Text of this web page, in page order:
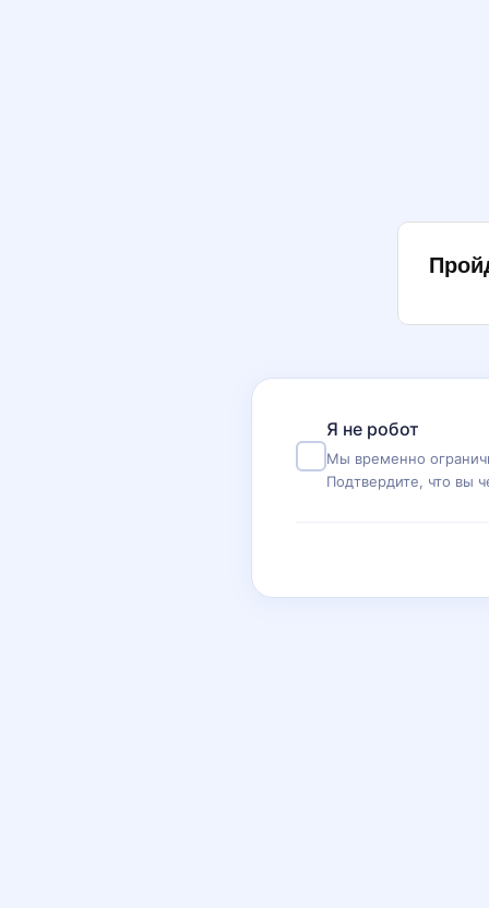
Я не робот
Мы временно
Подтвердите, что вы